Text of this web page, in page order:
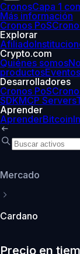
CronosCapa 1
Más información
Cronos PoS
Explorar
Afiliado
Crypto.com
Quiénes somos
productosEventos
Desarrolladores
Cronos PoS
SDKMCP Servers
Aprender
AprenderBitcoin
Mercado
Cardano
Precio en